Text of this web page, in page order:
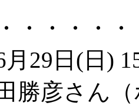
・・・・
月29日(日)
勝彦さん